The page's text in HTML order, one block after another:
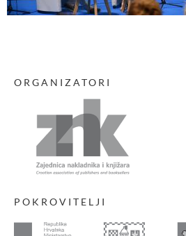
ORGANIZATORI
POKROVITELJI